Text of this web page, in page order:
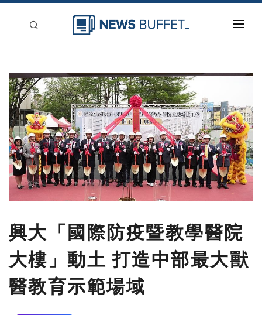
新聞稿分類
登入
刊登
興大「國際防疫暨教學醫院
大樓」動土 打造中部最大獸
醫教育示範場域